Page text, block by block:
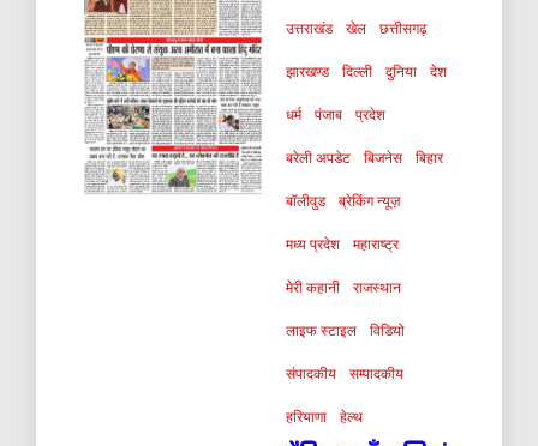
उत्तराखंड खेल छत्तीसगढ़
झारखण्ड दिल्ली दुनिया देश
धर्म पंजाब प्रदेश
बरेली अपडेट बिजनेस बिहार
बॉलीवुड ब्रेकिंग न्यूज़
मध्य प्रदेश महाराष्ट्र
मेरी कहानी राजस्थान
लाइफ स्टाइल विडियो
संपादकीय सम्पादकीय
हरियाणा हेल्थ